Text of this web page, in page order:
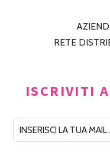
RETE
ISCRIVITI